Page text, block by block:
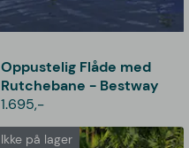
Oppustelig Flåde med
Rutchebane - Bestway
1.695,-
Ikke på lager